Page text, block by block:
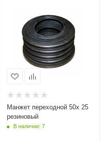
Манжет переходной 50х 25
резиновый
В наличии: 7